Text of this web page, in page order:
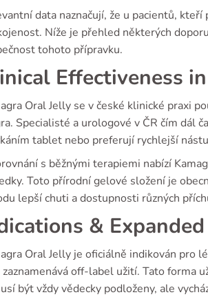
data naznačují, že u pacientů,
Níže je přehled některých
tohoto přípravku.
Effectiveness
Oral Jelly se v české klinické praxi
Specialisté a urologové v ČR čím dál
tablet nebo preferují rychlejší
s běžnými terapiemi nabízí
Toto přírodní gelové složení je
lepší chuti a dostupnosti různých
&
Oral Jelly je oficiálně indikován pro
off-label užití. Tato forma
být vždy vědecky podloženy, ale